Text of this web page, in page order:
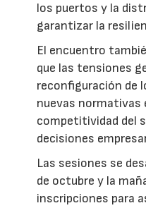
los puertos y la
garantizar la
El encuentro
que las tensiones
reconfiguración de
nuevas normativas
competitividad del
decisiones
Las sesiones se
de octubre y la
inscripciones para